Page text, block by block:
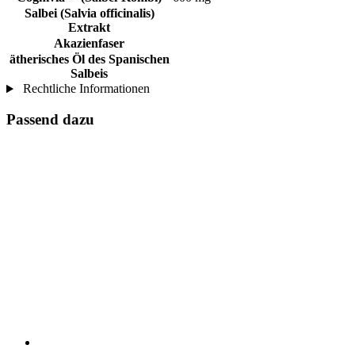
Salbei (Salvia officinalis)
Extrakt
Akazienfaser
ätherisches Öl des Spanischen
Salbeis
Rechtliche Informationen
Passend dazu